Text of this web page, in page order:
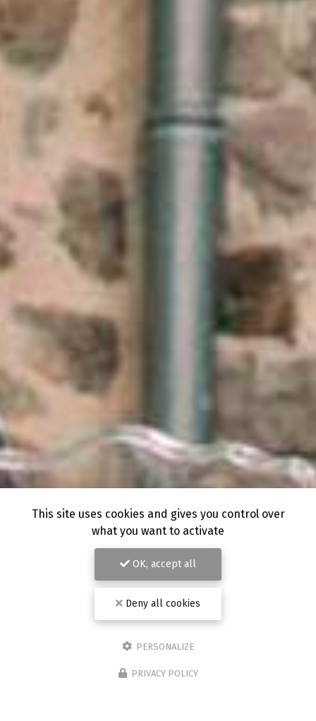
This site uses cookies and gives you control over
what you want to activate
OK, accept all
Deny all cookies
PERSONALIZE
PRIVACY POLICY